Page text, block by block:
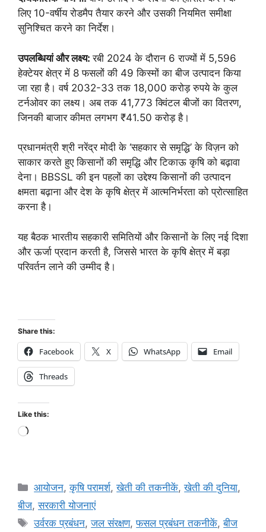
लिए 10-वर्षीय रोडमैप तैयार करने और उसकी नियमित समीक्षा
सुनिश्चित करने का निर्देश।
उपलब्धियां और लक्ष्य:रबी 2024 के दौरान 6 राज्यों में 5,596
हेक्टेयर क्षेत्र में 8 फसलों की 49 किस्मों का बीज उत्पादन किया
जा रहा है। वर्ष 2032-33 तक 18,000 करोड़ रुपये के कुल
टर्नओवर का लक्ष्य। अब तक 41,773 क्विंटल बीजों का वितरण,
जिनकी बाजार कीमत लगभग ₹41.50 करोड़ है।
प्रधानमंत्री श्री नरेंद्र मोदी के ‘सहकार से समृद्धि’ के विज़न को
साकार करते हुए किसानों की समृद्धि और टिकाऊ कृषि को बढ़ावा
देना। BBSSL की इन पहलों का उद्देश्य किसानों की उत्पादन
क्षमता बढ़ाना और देश के कृषि क्षेत्र में आत्मनिर्भरता को प्रोत्साहित
करना है।
यह बैठक भारतीय सहकारी समितियों और किसानों के लिए नई दिशा
और ऊर्जा प्रदान करती है, जिससे भारत के कृषि क्षेत्र में बड़ा
परिवर्तन लाने की उम्मीद है।
Share this:
Facebook X WhatsApp Email
Threads
Like this:
आयोजन,कृषि परामर्श,खेती की तकनीकें,खेती की दुनिया,
बीज,सरकारी योजनाएं
उर्वरक प्रबंधन,जल संरक्षण,फसल प्रबंधन तकनीकें,बीज